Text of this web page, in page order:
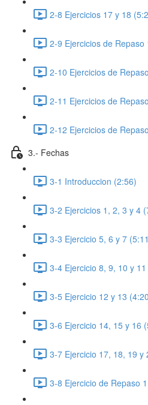
2-8 Ejercicios 17 y 18
2-9 Ejercicios de Repaso
2-10 Ejercicios de
2-11 Ejercicios de
2-12 Ejercicios de
3.- Fechas
3-1 Introduccion (2:56)
3-2 Ejercicios 1, 2, 3 y 4
3-3 Ejercicio 5, 6 y 7
3-4 Ejercicio 8, 9, 10 y
3-5 Ejercicio 12 y 13
3-6 Ejercicio 14, 15 y 16
3-7 Ejercicio 17, 18, 19 y
3-8 Ejercicio de Repaso